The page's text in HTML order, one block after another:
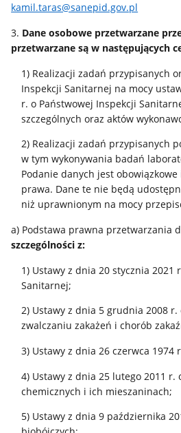
kamil.taras@sanepid.gov.pl
3. Dane osobowe przetwarzane
przetwarzane są w następujących
1) Realizacji zadań przypisanych
Inspekcji Sanitarnej na mocy
r. o Państwowej Inspekcji
szczególnych oraz aktów
2) Realizacji zadań przypisanych
w tym wykonywania badań
Podanie danych jest
prawa. Dane te nie będą
niż uprawnionym na mocy
a) Podstawa prawna przetwarzania
szczególności z:
1) Ustawy z dnia 20 stycznia 2021
Sanitarnej;
2) Ustawy z dnia 5 grudnia 2008
zwalczaniu zakażeń i chorób
3) Ustawy z dnia 26 czerwca 1974
4) Ustawy z dnia 25 lutego 2011 r.
chemicznych i ich mieszaninach;
5) Ustawy z dnia 9 października